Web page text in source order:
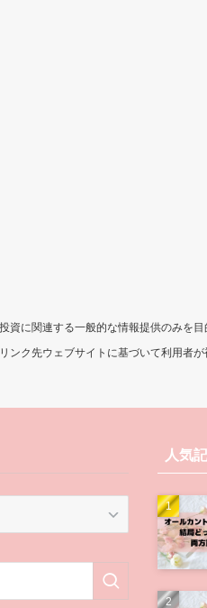
資に関連する一般的な情報提供のみを
ンク先ウェブサイトに基づいて利用者
人気